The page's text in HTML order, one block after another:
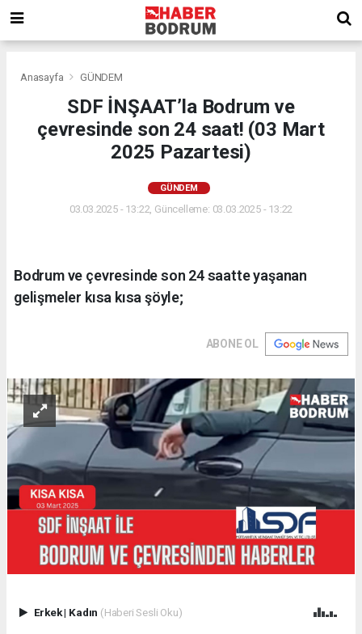
Anasayfa GÜNDEM
SDF İNŞAAT’la Bodrum ve
çevresinde son 24 saat! (03 Mart
2025 Pazartesi)
GÜNDEM
03.03.2025 - 13:22, Güncelleme: 03.03.2025 - 13:22
Bodrum ve çevresinde son 24 saatte yaşanan
gelişmeler kısa kısa şöyle;
ABONE OL
Erkek| Kadın (Haberi Sesli Oku)